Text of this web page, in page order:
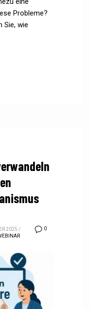
Probleme?
Sie, wie
0
2025 /